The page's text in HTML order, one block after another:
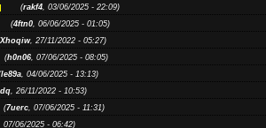
(rakf4, 03/06/2025 - 22:09)
(4ftn0, 06/06/2025 - 01:05)
Xhoqiw, 27/11/2022 - 05:27)
(h0n06, 07/06/2025 - 08:05)
le89a, 04/06/2025 - 13:13)
, 26/11/2022 - 10:53)
(7uerc, 07/06/2025 - 11:31)
07/06/2025 - 06:42)